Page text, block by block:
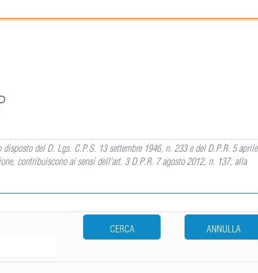
del D. Lgs. C.P.S. 13 settembre 1946, n. 233 e del D.P.R. 5 aprile
contribuiscono ai sensi dell'art. 3 D.P.R. 7 agosto 2012, n. 137, alla
CERCA ANNULLA